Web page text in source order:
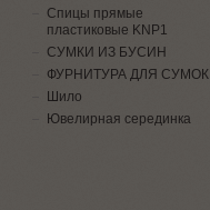
Спицы прямые
пластиковые KNP1
СУМКИ ИЗ БУСИН
ФУРНИТУРА ДЛЯ СУМОК
Шило
Ювелирная серединка